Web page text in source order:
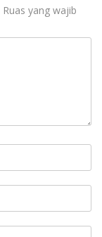
Ruas yang wajib